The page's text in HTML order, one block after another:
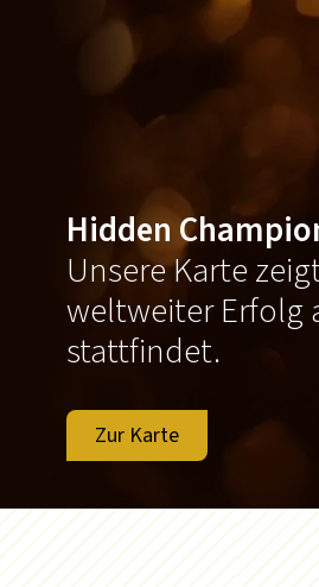
Hidden
Unsere Karte
weltweiter Erfolg
stattfindet.
Zur Karte